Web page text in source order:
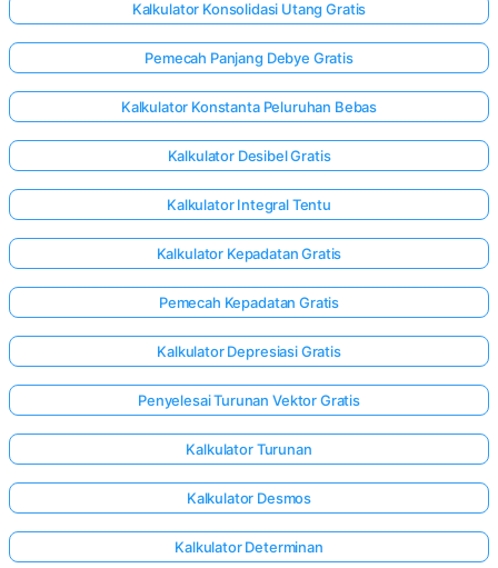
Kalkulator Konsolidasi Utang Gratis
Pemecah Panjang Debye Gratis
Kalkulator Konstanta Peluruhan Bebas
Kalkulator Desibel Gratis
Kalkulator Integral Tentu
Kalkulator Kepadatan Gratis
Pemecah Kepadatan Gratis
Kalkulator Depresiasi Gratis
Penyelesai Turunan Vektor Gratis
Kalkulator Turunan
Kalkulator Desmos
Kalkulator Determinan